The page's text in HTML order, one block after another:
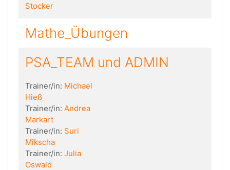
Stocker
Mathe_Übungen
PSA_TEAM und ADMIN
Trainer/in: Michael
Hieß
Trainer/in: Andrea
Markart
Trainer/in: Suri
Mikscha
Trainer/in: Julia
Oswald